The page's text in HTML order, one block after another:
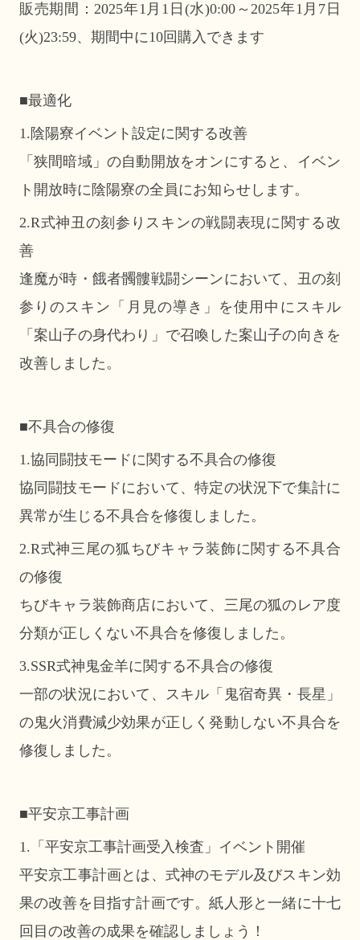
販売期間：2025年1月1日(水)0:00～2025年1月7日
(火)23:59、期間中に10回購入できます
■最適化
1.陰陽寮イベント設定に関する改善
「狭間暗域」の自動開放をオンにすると、イベン
ト開放時に陰陽寮の全員にお知らせします。
2.R式神丑の刻参りスキンの戦闘表現に関する改
善
逢魔が時・餓者髑髏戦闘シーンにおいて、丑の刻
参りのスキン「月見の導き」を使用中にスキル
「案山子の身代わり」で召喚した案山子の向きを
改善しました。
■不具合の修復
1.協同闘技モードに関する不具合の修復
協同闘技モードにおいて、特定の状況下で集計に
異常が生じる不具合を修復しました。
2.R式神三尾の狐ちびキャラ装飾に関する不具合
の修復
ちびキャラ装飾商店において、三尾の狐のレア度
分類が正しくない不具合を修復しました。
3.SSR式神鬼金羊に関する不具合の修復
一部の状況において、スキル「鬼宿奇異・長星」
の鬼火消費減少効果が正しく発動しない不具合を
修復しました。
■平安京工事計画
1.「平安京工事計画受入検査」イベント開催
平安京工事計画とは、式神のモデル及びスキン効
果の改善を目指す計画です。紙人形と一緒に十七
回目の改善の成果を確認しましょう！